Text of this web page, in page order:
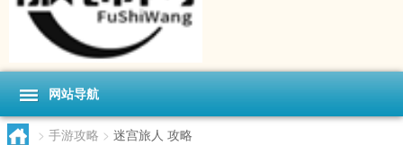
网站导航
> 手游攻略 > 迷宫旅人 攻略